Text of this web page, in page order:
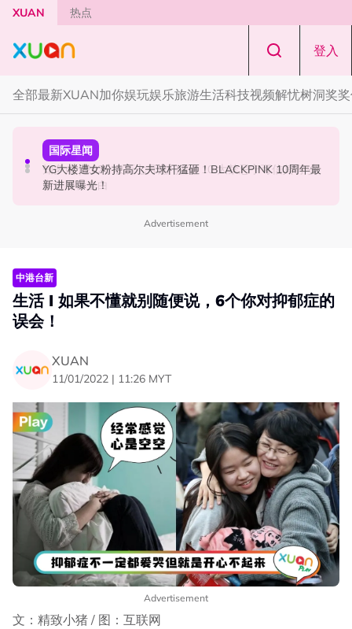
Skip to main content
XUAN 热点
登入
全部最新XUAN加你娱玩娱乐旅游生活科技视频解忧树洞奖
中港台新
Jaclyn Victor现身《歌手2026》现场！遭粉丝野生捕获要
求合照！
节庆
知多点 | 2026 农历七月鬼门开！10 大禁忌宁可信其有 少
穿全黑、全白
国际星闻
YG大楼遭女粉持高尔夫球杆猛砸！BLACKPINK 10周年最
新进展曝光！
Advertisement
中港台新
生活 I 如果不懂就别随便说，6个你对抑郁症的
误会！
XUAN
11/01/2022 | 11:26 MYT
Advertisement
文：精致小猪 / 图：互联网